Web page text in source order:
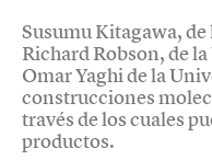
Susumu Kitagawa,
Richard Robson, de
Omar Yaghi de la
construcciones
través de los cuales
productos.